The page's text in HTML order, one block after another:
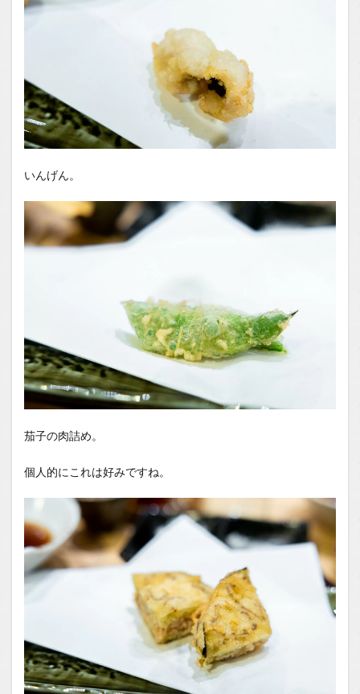
いんげん。
茄子の肉詰め。
個人的にこれは好みですね。